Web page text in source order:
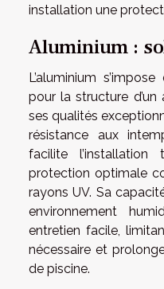
installation une
Aluminium :
L’aluminium
pour la structure
ses qualités
résistance aux
facilite
protection optimale
rayons UV. Sa
environnement
entretien facile,
nécessaire et
de piscine.